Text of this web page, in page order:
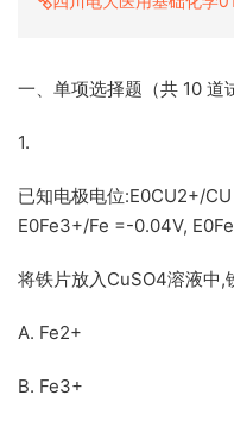
一、单项选择题（共 10 道
1.
已知电极电位:E0CU2+/
E0Fe3+/Fe =-0.04V,
将铁片放入CuSO4溶液中,
A. Fe2+
B. Fe3+